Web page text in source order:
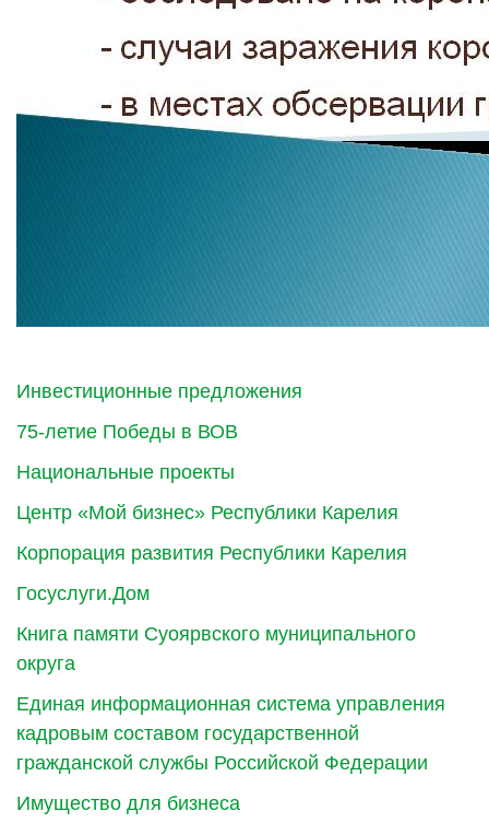
Инвестиционные предложения
75-летие Победы в ВОВ
Национальные проекты
Центр «Мой бизнес» Республики Карелия
Корпорация развития Республики Карелия
Госуслуги.Дом
Книга памяти Суоярвского муниципального
округа
Единая информационная система управления
кадровым составом государственной
гражданской службы Российской Федерации
Имущество для бизнеса